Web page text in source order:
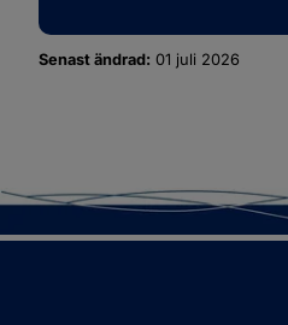
Senast ändrad: 01 juli 2026